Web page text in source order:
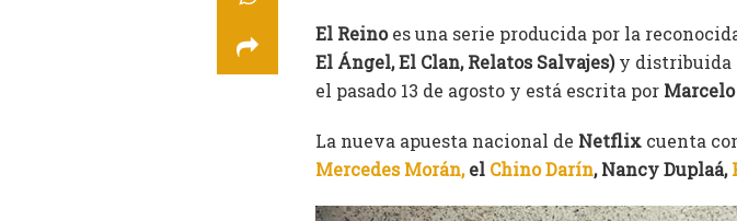
El Reinoes una serie producida por la
El Ángel, El Clan, Relatos Salvajes)y distribuida
el pasado 13 de agosto y está escrita por
La nueva apuesta nacional de Netflix cuenta
Mercedes Morán,el Chino Darín, Nancy Duplaá,